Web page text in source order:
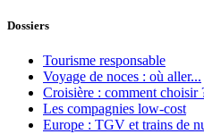
Dossiers
Tourisme responsable
Voyage de noces : où aller...
Croisière : comment choisir
Les compagnies low-cost
Europe : TGV et trains de